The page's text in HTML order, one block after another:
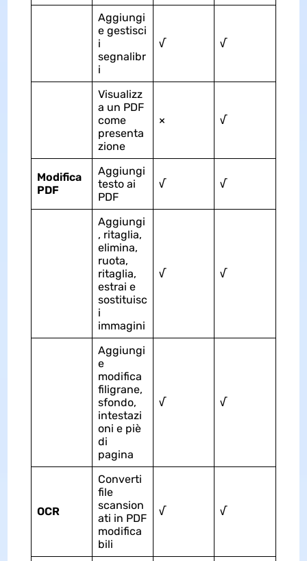
Aggiungi
e gestisci
i
segnalibr
i
√ √
Visualizz
a un PDF
come
presenta
zione
× √
Modifica
PDF
Aggiungi
testo ai
PDF
√ √
Aggiungi
, ritaglia,
elimina,
ruota,
ritaglia,
estrai e
sostituisc
i
immagini
√ √
Aggiungi
e
modifica
filigrane,
sfondo,
intestazi
oni e piè
di
pagina
√ √
OCR
Converti
file
scansion
ati in PDF
modifica
bili
√ √